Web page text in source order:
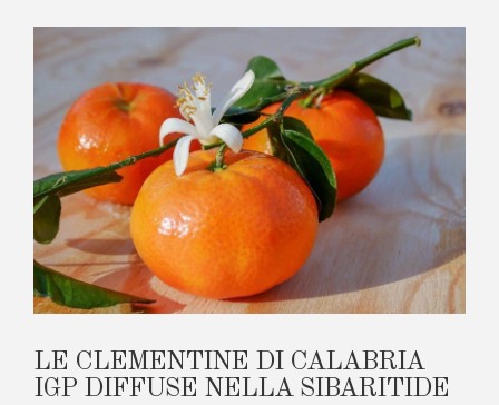
LE CLEMENTINE DI CALABRIA
IGP DIFFUSE NELLA SIBARITIDE